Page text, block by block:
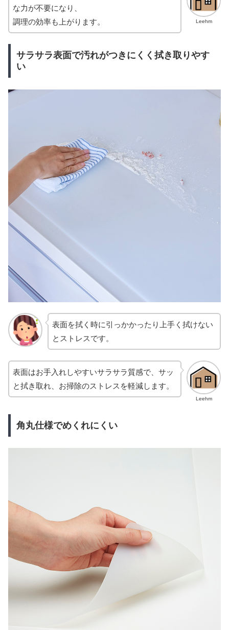
Leehm
な力が不要になり、
調理の効率も上がります。
サラサラ表面で汚れがつきにくく拭き取りやす
い
表面を拭く時に引っかかったり上手く拭けない
とストレスです。
Leehm
表面はお手入れしやすいサラサラ質感で、サッ
と拭き取れ、お掃除のストレスを軽減します。
角丸仕様でめくれにくい